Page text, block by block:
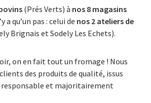
(Prés Verts) à nos 8 magasins
a qu’un pas : celui de nos 2 ateliers de
Brignais et Sodely Les Echets).
on en fait tout un fromage ! Nous
des produits de qualité, issus
responsable et majoritairement